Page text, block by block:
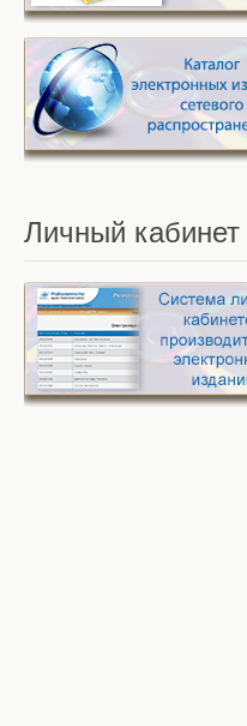
Личный кабинет